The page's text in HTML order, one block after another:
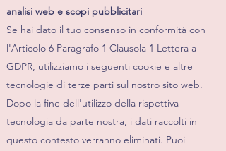
analisi web e scopi pubblicitari
Se hai dato il tuo consenso in conformità con
l'Articolo 6 Paragrafo 1 Clausola 1 Lettera a
GDPR, utilizziamo i seguenti cookie e altre
tecnologie di terze parti sul nostro sito web.
Dopo la fine dell'utilizzo della rispettiva
tecnologia da parte nostra, i dati raccolti in
questo contesto verranno eliminati. Puoi